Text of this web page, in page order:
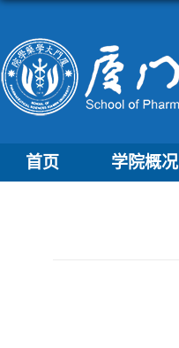
首页 学院概况